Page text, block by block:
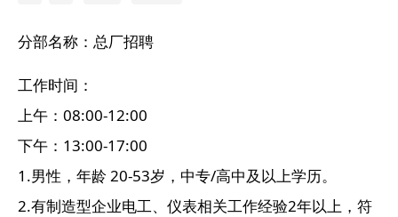
分部名称： 总厂招聘
工作时间：
上午：08:00-12:00
下午：13:00-17:00
1.男性，年龄 20-53岁，中专/高中及以上学历。
2.有制造型企业电工、仪表相关工作经验2年以上，符